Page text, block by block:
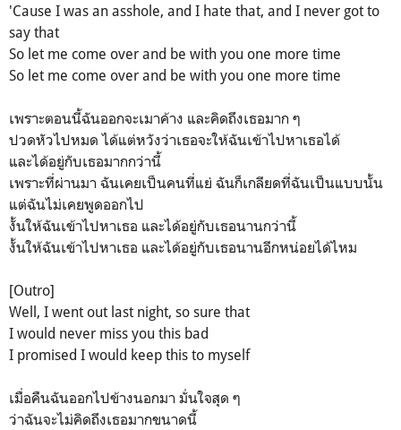
'Cause I was an asshole, and I hate that, and I never got to
say that
So let me come over and be with you one more time
So let me come over and be with you one more time
เพราะตอนนี้ฉันออกจะเมาค้าง และคิดถึงเธอมาก ๆ
ปวดหัวไปหมด ได้แต่หวังว่าเธอจะให้ฉันเข้าไปหาเธอได้
และได้อยู่กับเธอมากกว่านี้
เพราะที่ผ่านมา ฉันเคยเป็นคนที่แย่ ฉันก็เกลียดที่ฉันเป็นแบบนั้น
แต่ฉันไม่เคยพูดออกไป
งั้นให้ฉันเข้าไปหาเธอ และได้อยู่กับเธอนานกว่านี้
งั้นให้ฉันเข้าไปหาเธอ และได้อยู่กับเธอนานอีกหน่อยได้ไหม
[Outro]
Well, I went out last night, so sure that
I would never miss you this bad
I promised I would keep this to myself
เมื่อคืนฉันออกไปข้างนอกมา มั่นใจสุด ๆ
ว่าฉันจะไม่คิดถึงเธอมากขนาดนี้